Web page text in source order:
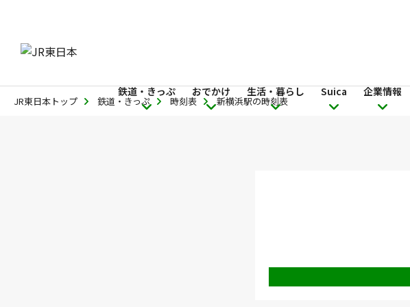
鉄道・きっぷ おでかけ 生活・暮らし Suica 企業情報
JR東日本トップ 鉄道・きっぷ 時刻表 新横浜駅の時刻表